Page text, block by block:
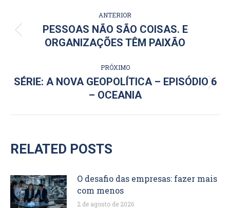
DE
POST:
ANTERIOR
Post
anterior:
PESSOAS NÃO SÃO COISAS. E
ORGANIZAÇÕES TÊM PAIXÃO
PRÓXIMO
Próximo
post:
SÉRIE: A NOVA GEOPOLÍTICA – EPISÓDIO 6
– OCEANIA
RELATED POSTS
O desafio das empresas: fazer mais
com menos
2 de agosto de 2026